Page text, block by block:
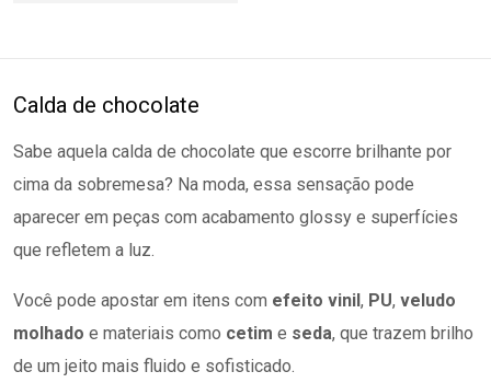
Calda de chocolate
Sabe aquela calda de chocolate que escorre brilhante por
cima da sobremesa? Na moda, essa sensação pode
aparecer em peças com acabamento glossy e superfícies
que refletem a luz.
Você pode apostar em itens com efeito vinil, PU, veludo
molhado e materiais como cetim e seda, que trazem brilho
de um jeito mais fluido e sofisticado.